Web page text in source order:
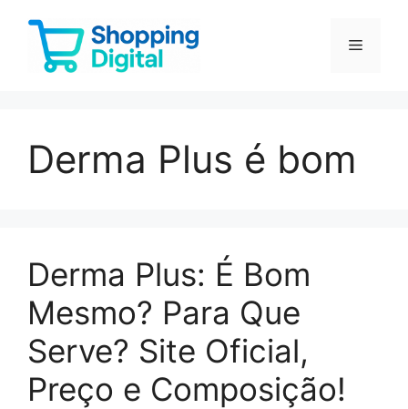
conteúdo
Menu
Derma Plus é bom
Derma Plus: É Bom
Mesmo? Para Que
Serve? Site Oficial,
Preço e Composição!